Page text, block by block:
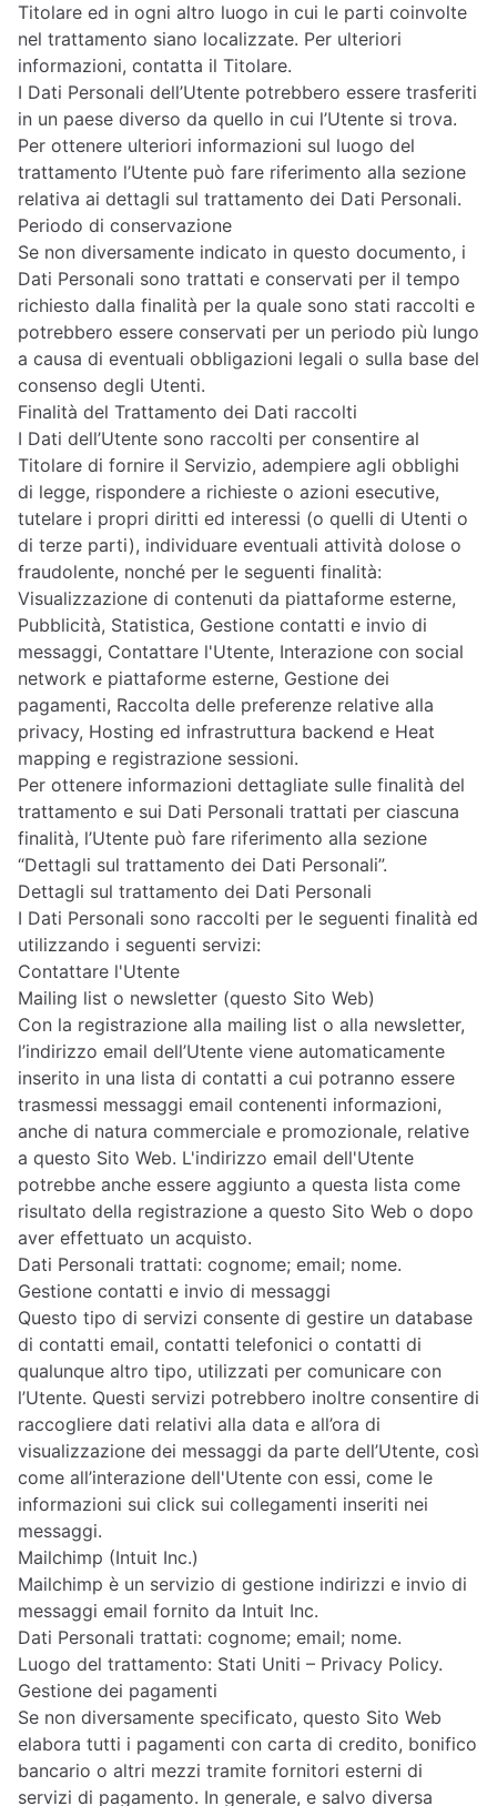
Titolare ed in ogni altro luogo in cui le parti coinvolte
nel trattamento siano localizzate. Per ulteriori
informazioni, contatta il Titolare.
I Dati Personali dell’Utente potrebbero essere trasferiti
in un paese diverso da quello in cui l’Utente si trova.
Per ottenere ulteriori informazioni sul luogo del
trattamento l’Utente può fare riferimento alla sezione
relativa ai dettagli sul trattamento dei Dati Personali.
Periodo di conservazione
Se non diversamente indicato in questo documento, i
Dati Personali sono trattati e conservati per il tempo
richiesto dalla finalità per la quale sono stati raccolti e
potrebbero essere conservati per un periodo più lungo
a causa di eventuali obbligazioni legali o sulla base del
consenso degli Utenti.
Finalità del Trattamento dei Dati raccolti
I Dati dell’Utente sono raccolti per consentire al
Titolare di fornire il Servizio, adempiere agli obblighi
di legge, rispondere a richieste o azioni esecutive,
tutelare i propri diritti ed interessi (o quelli di Utenti o
di terze parti), individuare eventuali attività dolose o
fraudolente, nonché per le seguenti finalità:
Visualizzazione di contenuti da piattaforme esterne,
Pubblicità, Statistica, Gestione contatti e invio di
messaggi, Contattare l'Utente, Interazione con social
network e piattaforme esterne, Gestione dei
pagamenti, Raccolta delle preferenze relative alla
privacy, Hosting ed infrastruttura backend e Heat
mapping e registrazione sessioni.
Per ottenere informazioni dettagliate sulle finalità del
trattamento e sui Dati Personali trattati per ciascuna
finalità, l’Utente può fare riferimento alla sezione
“Dettagli sul trattamento dei Dati Personali”.
Dettagli sul trattamento dei Dati Personali
I Dati Personali sono raccolti per le seguenti finalità ed
utilizzando i seguenti servizi:
Contattare l'Utente
Mailing list o newsletter (questo Sito Web)
Con la registrazione alla mailing list o alla newsletter,
l’indirizzo email dell’Utente viene automaticamente
inserito in una lista di contatti a cui potranno essere
trasmessi messaggi email contenenti informazioni,
anche di natura commerciale e promozionale, relative
a questo Sito Web. L'indirizzo email dell'Utente
potrebbe anche essere aggiunto a questa lista come
risultato della registrazione a questo Sito Web o dopo
aver effettuato un acquisto.
Dati Personali trattati: cognome; email; nome.
Gestione contatti e invio di messaggi
Questo tipo di servizi consente di gestire un database
di contatti email, contatti telefonici o contatti di
qualunque altro tipo, utilizzati per comunicare con
l’Utente. Questi servizi potrebbero inoltre consentire di
raccogliere dati relativi alla data e all’ora di
visualizzazione dei messaggi da parte dell’Utente, così
come all’interazione dell'Utente con essi, come le
informazioni sui click sui collegamenti inseriti nei
messaggi.
Mailchimp (Intuit Inc.)
Mailchimp è un servizio di gestione indirizzi e invio di
messaggi email fornito da Intuit Inc.
Dati Personali trattati: cognome; email; nome.
Luogo del trattamento: Stati Uniti – Privacy Policy.
Gestione dei pagamenti
Se non diversamente specificato, questo Sito Web
elabora tutti i pagamenti con carta di credito, bonifico
bancario o altri mezzi tramite fornitori esterni di
servizi di pagamento. In generale, e salvo diversa